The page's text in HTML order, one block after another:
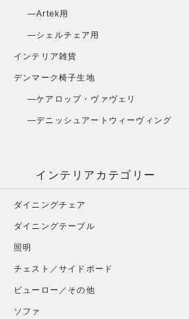
Artek用
シェルチェア用
インテリア雑貨
デンマーク椅子生地
ケアロップ・ヴァヴェリ
デニッシュアートウィーヴィング
インテリアカテゴリー
ダイニングチェア
ダイニングテーブル
照明
チェスト／サイドボード
ビューロー／その他
ソファ